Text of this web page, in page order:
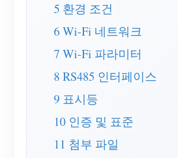
IAMMETER 시뮬레이터
가상 계량기
에너지 예측 및 시뮬레이션 시스템
애플리케이션
태양광 PV 시스템 에너지 모니터
전기 사용량 모니터
PV 히터 제어 시스템
스토어
리소스
5 환경 조건
6 Wi-Fi 네트워크
7 Wi-Fi 파라미터
8 RS485 인터페이스
9 표시등
10 인증 및 표준
11 첨부 파일